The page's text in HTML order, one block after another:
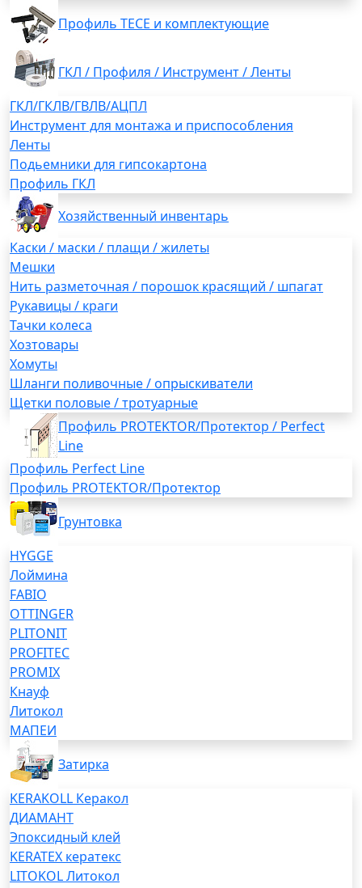
Профиль TECE и комплектующие
ГКЛ / Профиля / Инструмент / Ленты
ГКЛ/ГКЛВ/ГВЛВ/АЦПЛ
Инструмент для монтажа и приспособления
Ленты
Подьемники для гипсокартона
Профиль ГКЛ
Хозяйственный инвентарь
Каски / маски / плащи / жилеты
Мешки
Нить разметочная / порошок красящий / шпагат
Рукавицы / краги
Тачки колеса
Хозтовары
Хомуты
Шланги поливочные / опрыскиватели
Щетки половые / тротуарные
Профиль PROTEKTOR/Протектор / Perfect
Line
Профиль Perfect Line
Профиль PROTEKTOR/Протектор
Грунтовка
HYGGE
Лоймина
FABIO
OTTINGER
PLITONIT
PROFITEC
PROMIX
Кнауф
Литокол
МАПЕИ
Затирка
KERAKOLL Керакол
ДИАМАНТ
Эпоксидный клей
KERATEX кератекс
LITOKOL Литокол